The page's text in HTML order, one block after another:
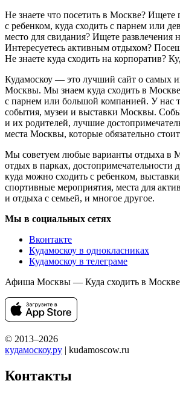
Не знаете что посетить в Москве? Ищете
с ребенком, куда сходить с парнем или
место для свидания? Ищете развлечения
Интересуетесь активным отдыхом?
Не знаете куда сходить на корпоратив?
Кудамоскоу — это лучший сайт о самых
Москвы. Мы знаем куда сходить в
с парнем или большой компанией. У нас
события, музеи и выставки Москвы.
и их родителей, лучшие
места Москвы, которые обязательно
Мы советуем любые варианты отдыха в
отдых в парках, достопримечательности
куда можно сходить с ребенком,
спортивные мероприятия, места для
и отдыха с семьей, и многое другое.
Мы в социальных сетях
Вконтакте
Кудамоскоу в однокласниках
Кудамоскоу в телеграме
Афиша Москвы — Куда сходить в Москве
© 2013–2026
кудамоскоу.ру | kudamoscow.ru
Контакты